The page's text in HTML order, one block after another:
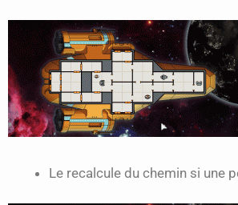
Le recalcule du chemin si une